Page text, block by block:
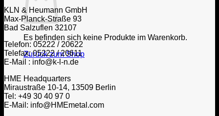
Es befinden sich keine Produkte im Warenkorb.
Zurück zum Shop
KLN & Heumann GmbH
Max-Planck-Straße 93
Bad Salzuflen 32107
Telefon: 05222 / 20622
Telefax: 05222 / 20611
E-Mail : info@k-l-n.de
HME Headquarters
Miraustraße 10-14, 13509 Berlin
Tel: +49 30 40 97 0
E-Mail: info@HMEmetal.com